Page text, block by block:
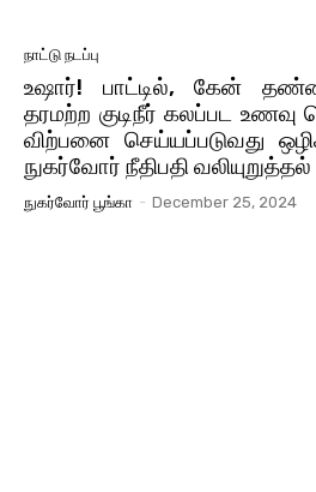
நாட்டு நடப்பு
உஷார்! பாட்டில், கேன்
தரமற்ற குடிநீர் கலப்பட
விற்பனை செய்யப்படுவது
நுகர்வோர் நீதிபதி வலியுறுத்தல்
நுகர்வோர் பூங்கா - December 25, 2024